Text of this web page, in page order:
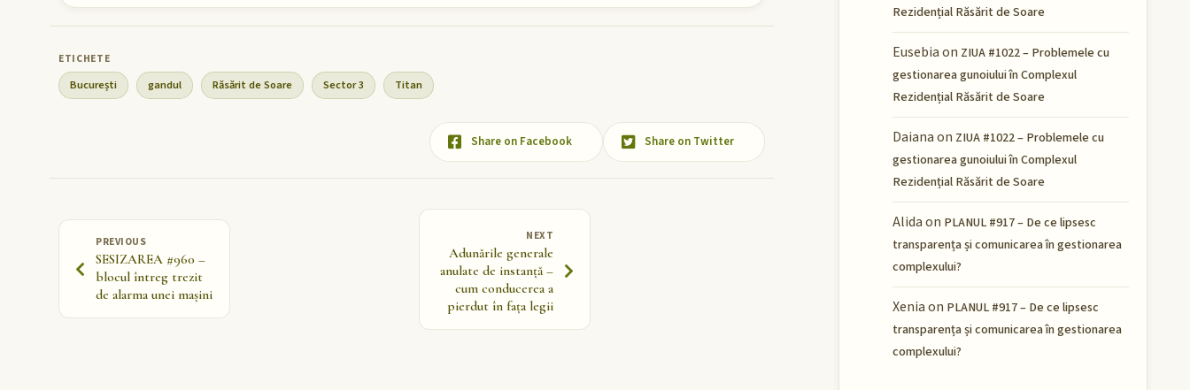
București gandul Răsărit de Soare Sector 3 Titan
Share on Facebook Share on Twitter
PREVIOUS
SESIZAREA #960 –
blocul întreg trezit
de alarma unei mașini
NEXT
Adunările generale
anulate de instanță –
cum conducerea a
pierdut în fața legii
Rezidențial Răsărit de Soare
Eusebiaon ZIUA #1022 – Problemele cu
gestionarea gunoiului în Complexul
Rezidențial Răsărit de Soare
Daianaon ZIUA #1022 – Problemele cu
gestionarea gunoiului în Complexul
Rezidențial Răsărit de Soare
Alidaon PLANUL #917 – De ce lipsesc
transparența și comunicarea în gestionarea
complexului?
Xeniaon PLANUL #917 – De ce lipsesc
transparența și comunicarea în gestionarea
complexului?